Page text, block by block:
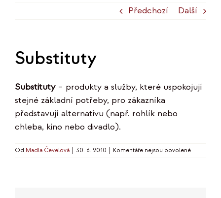
Předchozí Další
Substituty
Substituty– produkty a služby, které uspokojují
stejné základní potřeby, pro zákazníka
představují alternativu (např. rohlík nebo
chleba, kino nebo divadlo).
Od Madla Čevelová 30. 6. 2010 Komentáře nejsou povolenéu